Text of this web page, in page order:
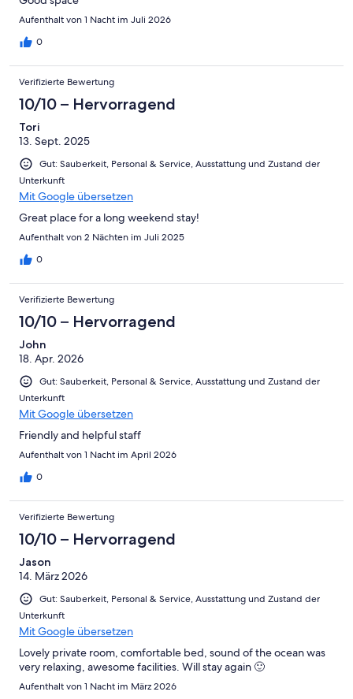
Aufenthalt von 1 Nacht im Juli 2026
0
Verifizierte Bewertung
10/10 – Hervorragend
Tori
13. Sept. 2025
Gut: Sauberkeit, Personal & Service, Ausstattung und Zustand der
Unterkunft
Mit Google übersetzen
Great place for a long weekend stay!
Aufenthalt von 2 Nächten im Juli 2025
0
Verifizierte Bewertung
10/10 – Hervorragend
John
18. Apr. 2026
Gut: Sauberkeit, Personal & Service, Ausstattung und Zustand der
Unterkunft
Mit Google übersetzen
Friendly and helpful staff
Aufenthalt von 1 Nacht im April 2026
0
Verifizierte Bewertung
10/10 – Hervorragend
Jason
14. März 2026
Gut: Sauberkeit, Personal & Service, Ausstattung und Zustand der
Unterkunft
Mit Google übersetzen
Lovely private room, comfortable bed, sound of the ocean was
very relaxing, awesome facilities. Will stay again 🙂
Aufenthalt von 1 Nacht im März 2026